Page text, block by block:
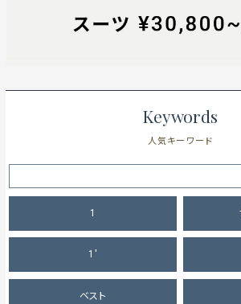
Keywords
人気キーワード
1
1'
ベスト